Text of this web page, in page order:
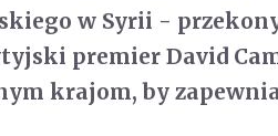
w Syrii -
premier David
krajom, by